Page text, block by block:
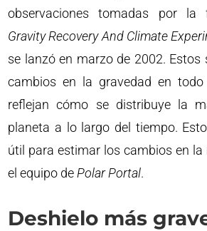
observaciones tomadas por la
Gravity Recovery And Climate
se lanzó en marzo de 2002. Estos
cambios en la gravedad en
reflejan cómo se distribuye la
planeta a lo largo del tiempo.
útil para estimar los cambios en la
el equipo de Polar Portal.
Deshielo más